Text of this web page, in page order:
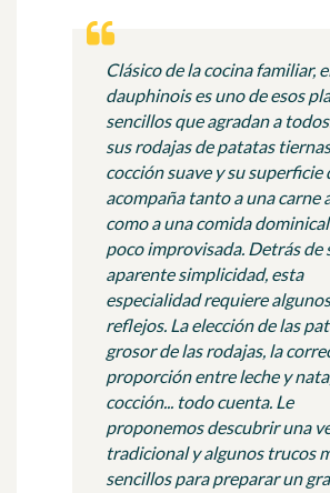
Clásico de la cocina familiar,
dauphinois es uno de esos
sencillos que agradan a
sus rodajas de patatas
cocción suave y su superficie
acompaña tanto a una carne
como a una comida
poco improvisada. Detrás de
aparente simplicidad, esta
especialidad requiere
reflejos. La elección de las
grosor de las rodajas, la
proporción entre leche y
cocción... todo cuenta. Le
proponemos descubrir una
tradicional y algunos trucos
sencillos para preparar un